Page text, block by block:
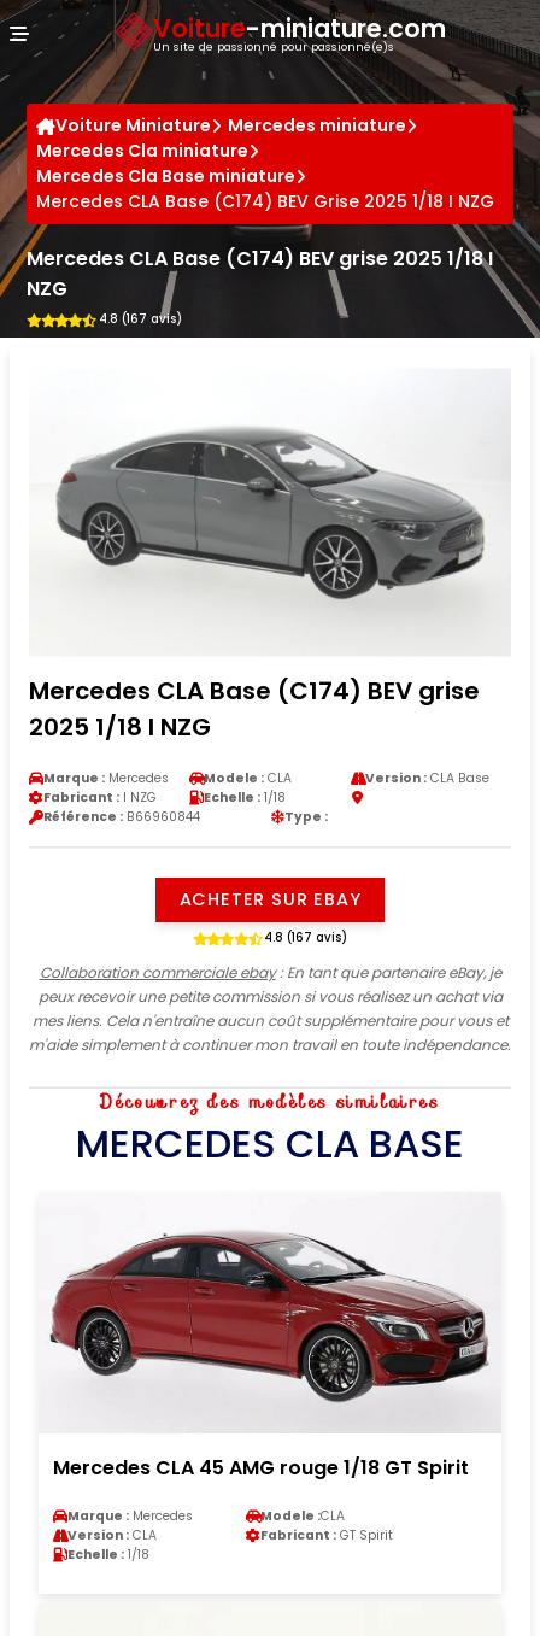
Voiture-miniature.com
Un site de passionné pour passionné(e)s
Voiture Miniature
Mercedes miniature
Mercedes Cla miniature
Mercedes Cla Base miniature
Mercedes CLA Base (C174) BEV Grise 2025 1/18 I NZG
Mercedes CLA Base (C174) BEV grise 2025 1/18 I
NZG
4.8 (167 avis)
Mercedes CLA Base (C174) BEV grise
2025 1/18 I NZG
Marque : Mercedes Modele : CLA Version :CLA Base
Fabricant : I NZG Echelle : 1/18
Référence : B66960844 Type :
ACHETER SUR EBAY
4.8 (167 avis)
Collaboration commerciale ebay: En tant que partenaire eBay, je
peux recevoir une petite commission si vous réalisez un achat via
mes liens. Cela n'entraîne aucun coût supplémentaire pour vous et
m'aide simplement à continuer mon travail en toute indépendance.
Découvrez des modèles similaires
MERCEDES CLA BASE
Mercedes CLA 45 AMG rouge 1/18 GT Spirit
Marque : Mercedes Modele :CLA
Version : CLA Fabricant : GT Spirit
Echelle : 1/18
Panneau de gestion des cookies